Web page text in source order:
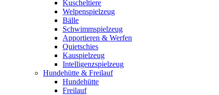
Kuscheltiere
Welpenspielzeug
Bälle
Schwimmspielzeug
Apportieren & Werfen
Quietschies
Kauspielzeug
Intelligenzspielzeug
Hundehütte & Freilauf
Hundehütte
Freilauf